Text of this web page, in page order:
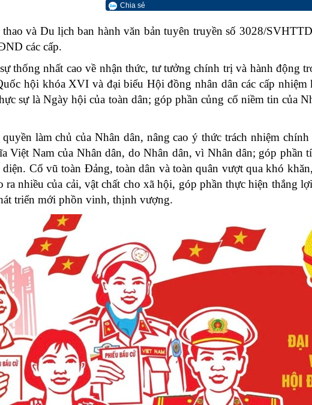
Chia sẻ
và Du lịch ban hành văn bản tuyên truyền số 3028/
các cấp.
thống nhất cao về nhận thức, tư tưởng chính trị và hành động
hội khóa XVI và đại biểu Hội đồng nhân dân các cấp
sự là Ngày hội của toàn dân; góp phần củng cố niềm tin của
làm chủ của Nhân dân, nâng cao ý thức trách nhiệm
Việt Nam của Nhân dân, do Nhân dân, vì Nhân dân; góp phần
Cổ vũ toàn Đảng, toàn dân và toàn quân vượt qua khó
ra nhiều của cải, vật chất cho xã hội, góp phần thực hiện
triển mới phồn vinh, thịnh vượng.